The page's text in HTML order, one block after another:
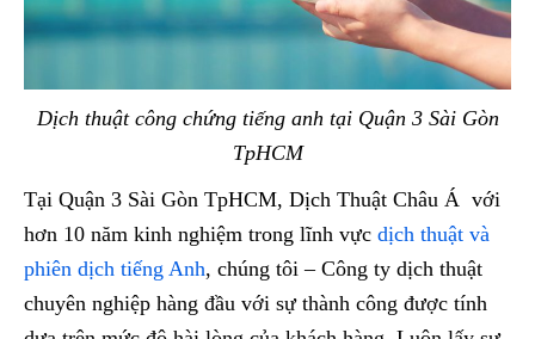
Dịch thuật công chứng tiếng anh tại Quận 3 Sài Gòn
TpHCM
Tại Quận 3 Sài Gòn TpHCM, Dịch Thuật Châu Á với
hơn 10 năm kinh nghiệm trong lĩnh vực dịch thuật và
phiên dịch tiếng Anh, chúng tôi – Công ty dịch thuật
chuyên nghiệp hàng đầu với sự thành công được tính